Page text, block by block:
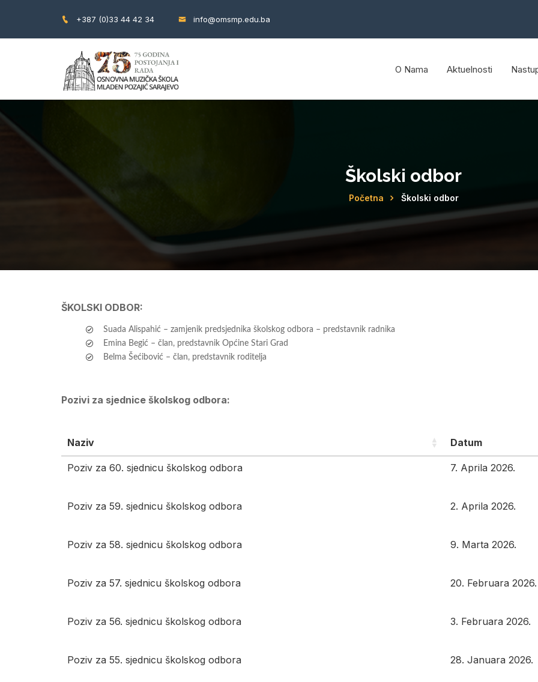
+387 (0)33 44 42 34 info@omsmp.edu.ba
O Nama Aktuelnosti
Školski odbor
Početna Školski odbor
ŠKOLSKI ODBOR:
Suada Alispahić – zamjenik predsjednika školskog odbora – predstavnik radnika
Emina Begić – član, predstavnik Općine Stari Grad
Belma Šećibović – član, predstavnik roditelja
Pozivi za sjednice školskog odbora:
Naziv Datum
Poziv za 60. sjednicu školskog odbora 7. Aprila 2026.
Poziv za 59. sjednicu školskog odbora 2. Aprila 2026.
Poziv za 58. sjednicu školskog odbora 9. Marta 2026.
Poziv za 57. sjednicu školskog odbora 20. Februara 2026.
Poziv za 56. sjednicu školskog odbora 3. Februara 2026.
Poziv za 55. sjednicu školskog odbora 28. Januara 2026.